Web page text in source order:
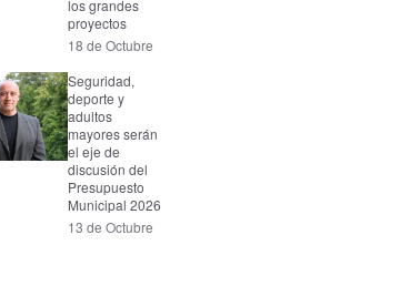
los grandes
proyectos
18 de Octubre
Seguridad,
deporte y
adultos
mayores serán
el eje de
discusión del
Presupuesto
Municipal 2026
13 de Octubre